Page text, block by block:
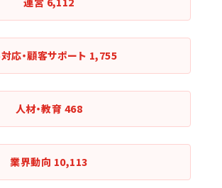
応・顧客サポート 1,755
人材・教育 468
業界動向 10,113